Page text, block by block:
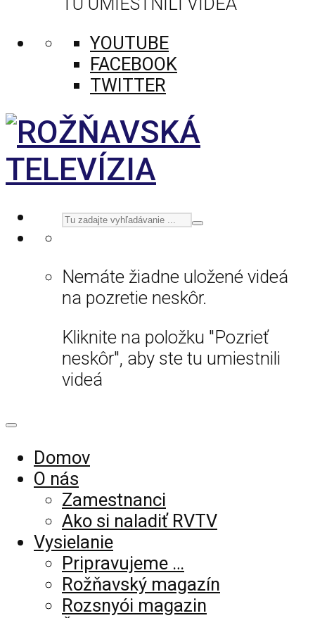
YOUTUBE
FACEBOOK
TWITTER
Nemáte žiadne uložené videá
na pozretie neskôr.
Kliknite na položku "Pozrieť
neskôr", aby ste tu umiestnili
videá
Domov
O nás
Zamestnanci
Ako si naladiť RVTV
Vysielanie
Pripravujeme …
Rožňavský magazín
Rozsnyói magazin